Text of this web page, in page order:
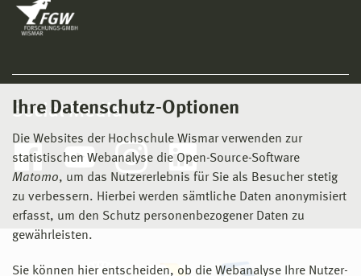
Ihre Datenschutz-Optionen
Die Websites der Hochschule Wismar verwenden zur
statistischen Webanalyse die Open-Source-Software
Matomo, um das Nutzererlebnis für Sie als Besucher stetig
zu verbessern. Hierbei werden sämtliche Daten anonymisiert
erfasst, um den Schutz personenbezogener Daten zu
gewährleisten.
Sie können hier entscheiden, ob die Webanalyse Ihre Nutzer-
Social Media